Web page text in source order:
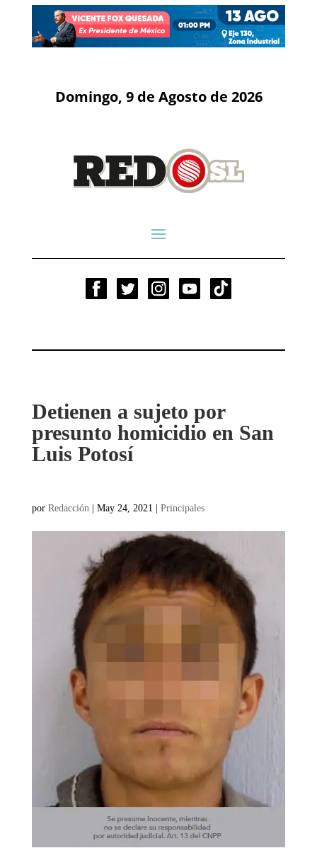
Domingo, 9 de Agosto de 2026
Detienen a sujeto por
presunto homicidio en San
Luis Potosí
por Redacción | May 24, 2021 | Principales